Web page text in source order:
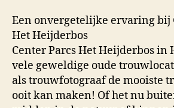
Een onvergetelijke ervaring bij
Het Heijderbos
Center Parcs Het Heijderbos in
vele geweldige oude
als trouwfotograaf de mooiste
ooit kan maken! Of het nu